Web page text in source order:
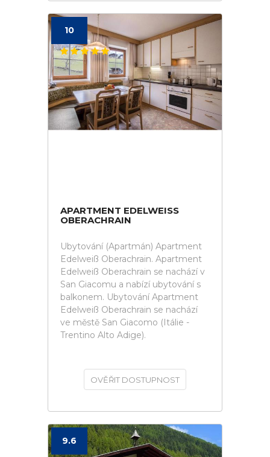
10
APARTMENT EDELWEISS O
BERACHRAIN
Ubytování (Apartmán) Apartment
Edelweiß Oberachrain. Apartment
Edelweiß Oberachrain se nachází v
San Giacomu a nabízí ubytování s
balkonem. Ubytování Apartment
Edelweiß Oberachrain se nachází
ve městě San Giacomo (Itálie -
Trentino Alto Adige).
OVĚŘIT DOSTUPNOST
9.6